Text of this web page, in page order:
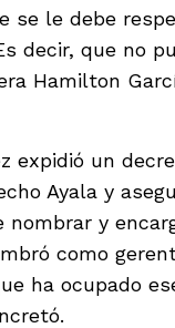
se le debe
decir, que no
Hamilton
expidió un
Ayala y
y
como
ha ocupado